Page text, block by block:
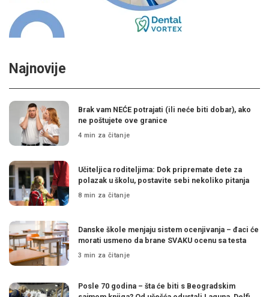
Najnovije
Brak vam NEĆE potrajati (ili neće biti dobar), ako
ne poštujete ove granice
4 min za čitanje
Učiteljica roditeljima: Dok pripremate dete za
polazak u školu, postavite sebi nekoliko pitanja
8 min za čitanje
Danske škole menjaju sistem ocenjivanja – đaci će
morati usmeno da brane SVAKU ocenu sa testa
3 min za čitanje
Posle 70 godina – šta će biti s Beogradskim